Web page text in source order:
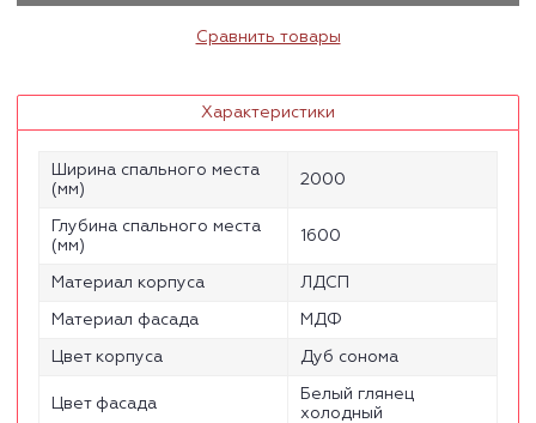
Сравнить товары
Характеристики
Ширина спального места
(мм)
2000
Глубина спального места
(мм)
1600
Материал корпуса ЛДСП
Материал фасада МДФ
Цвет корпуса Дуб сонома
Цвет фасада
Белый глянец
холодный